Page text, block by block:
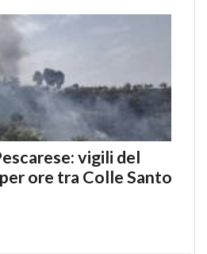
vigili del
ore tra Colle Santo